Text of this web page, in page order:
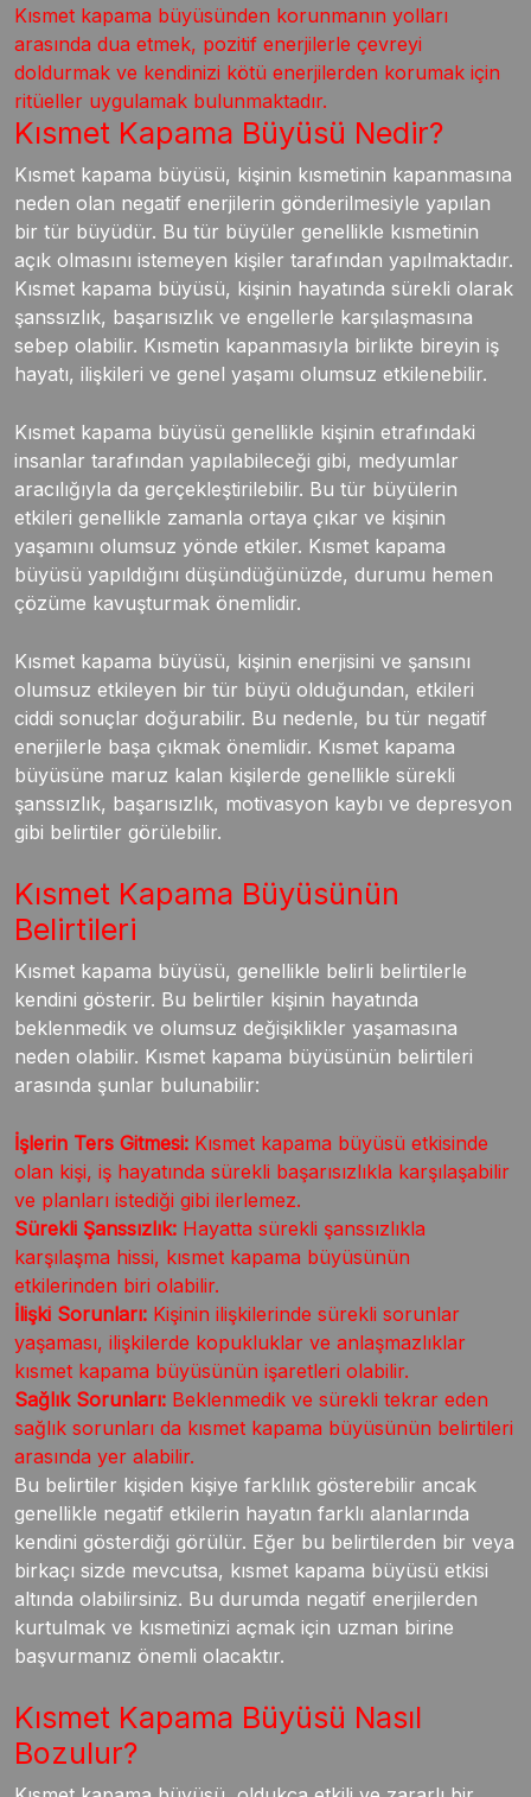
Kısmet kapama büyüsünden korunmanın yolları
arasında dua etmek, pozitif enerjilerle çevreyi
doldurmak ve kendinizi kötü enerjilerden korumak için
ritüeller uygulamak bulunmaktadır.
Kısmet Kapama Büyüsü Nedir?
Kısmet kapama büyüsü, kişinin kısmetinin kapanmasına
neden olan negatif enerjilerin gönderilmesiyle yapılan
bir tür büyüdür. Bu tür büyüler genellikle kısmetinin
açık olmasını istemeyen kişiler tarafından yapılmaktadır.
Kısmet kapama büyüsü, kişinin hayatında sürekli olarak
şanssızlık, başarısızlık ve engellerle karşılaşmasına
sebep olabilir. Kısmetin kapanmasıyla birlikte bireyin iş
hayatı, ilişkileri ve genel yaşamı olumsuz etkilenebilir.
Kısmet kapama büyüsü genellikle kişinin etrafındaki
insanlar tarafından yapılabileceği gibi, medyumlar
aracılığıyla da gerçekleştirilebilir. Bu tür büyülerin
etkileri genellikle zamanla ortaya çıkar ve kişinin
yaşamını olumsuz yönde etkiler. Kısmet kapama
büyüsü yapıldığını düşündüğünüzde, durumu hemen
çözüme kavuşturmak önemlidir.
Kısmet kapama büyüsü, kişinin enerjisini ve şansını
olumsuz etkileyen bir tür büyü olduğundan, etkileri
ciddi sonuçlar doğurabilir. Bu nedenle, bu tür negatif
enerjilerle başa çıkmak önemlidir. Kısmet kapama
büyüsüne maruz kalan kişilerde genellikle sürekli
şanssızlık, başarısızlık, motivasyon kaybı ve depresyon
gibi belirtiler görülebilir.
Kısmet Kapama Büyüsünün
Belirtileri
Kısmet kapama büyüsü, genellikle belirli belirtilerle
kendini gösterir. Bu belirtiler kişinin hayatında
beklenmedik ve olumsuz değişiklikler yaşamasına
neden olabilir. Kısmet kapama büyüsünün belirtileri
arasında şunlar bulunabilir:
İşlerin Ters Gitmesi: Kısmet kapama büyüsü etkisinde
olan kişi, iş hayatında sürekli başarısızlıkla karşılaşabilir
ve planları istediği gibi ilerlemez.
Sürekli Şanssızlık: Hayatta sürekli şanssızlıkla
karşılaşma hissi, kısmet kapama büyüsünün
etkilerinden biri olabilir.
İlişki Sorunları: Kişinin ilişkilerinde sürekli sorunlar
yaşaması, ilişkilerde kopukluklar ve anlaşmazlıklar
kısmet kapama büyüsünün işaretleri olabilir.
Sağlık Sorunları: Beklenmedik ve sürekli tekrar eden
sağlık sorunları da kısmet kapama büyüsünün belirtileri
arasında yer alabilir.
Bu belirtiler kişiden kişiye farklılık gösterebilir ancak
genellikle negatif etkilerin hayatın farklı alanlarında
kendini gösterdiği görülür. Eğer bu belirtilerden bir veya
birkaçı sizde mevcutsa, kısmet kapama büyüsü etkisi
altında olabilirsiniz. Bu durumda negatif enerjilerden
kurtulmak ve kısmetinizi açmak için uzman birine
başvurmanız önemli olacaktır.
Kısmet Kapama Büyüsü Nasıl
Bozulur?